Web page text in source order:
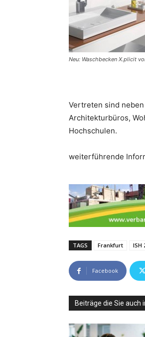
Neu: Waschbecken X.plicit
Vertreten sind
Architekturbüros,
Hochschulen.
weiterführende
TAGS Frankfurt ISH
Facebook
Beiträge die Sie auch